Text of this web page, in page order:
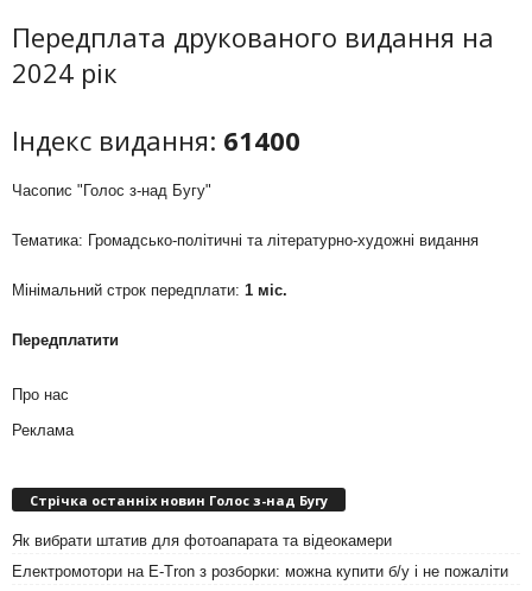
Передплата друкованого видання на
2024 рік
Індекс видання: 61400
Часопис "Голос з-над Бугу"
Тематика: Громадсько-політичні та літературно-художні видання
Мінімальний строк передплати: 1 міс.
Передплатити
Про нас
Реклама
Стрічка останніх новин Голос з-над Бугу
Як вибрати штатив для фотоапарата та відеокамери
Електромотори на E-Tron з розборки: можна купити б/у і не пожаліти